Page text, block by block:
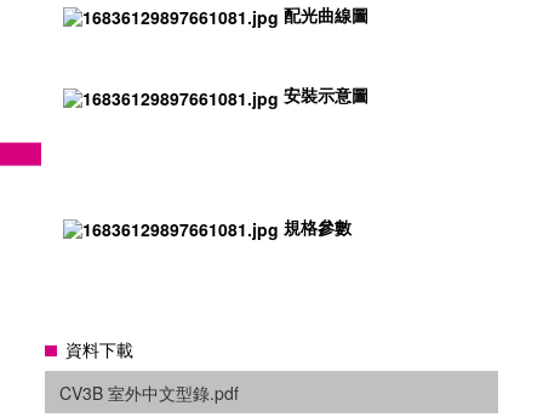
配光曲線圖
安裝示意圖
規格參數
資料下載
CV3B 室外中文型錄.pdf